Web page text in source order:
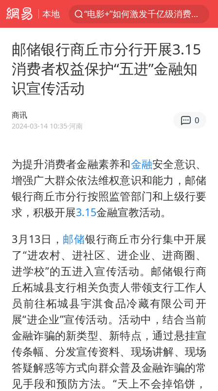
本地
“电影+”如何激发千亿级消费新活力？
日本试射“战斧”导弹，国防部回应
我国外贸延续良好增长态势
山东一元代青花杯离奇失踪
陈幸同晋级WTT横滨冠军赛8强
国防部：坚决反制任何闹海挑衅图谋
宇树科技中一签需缴款7.54万元
两名乘客在飞机上因调节座椅起冲突
女儿为争财产堵门阻挠父亲出殡
今日立秋你咬秋了吗
夯实基础开新局
邮储银行商丘市分行开展3.15
消费者权益保护“五进”金融知
识宣传活动
商讯
2024-03-14 10:35·河南
0
为提升消费者金融素养和金融安全意识、
增强广大群众依法维权意识和能力，邮储
银行商丘市分行按照监管部门和上级行要
求，积极开展3.15金融宣教活动。
3月13日， 邮储银行商丘市分行集中开展
了“进农村、进社区、进企业、进商圈、
进学校”的五进入宣传活动。邮储银行商
丘柘城县支行相关负责人带领支行工作人
员前往柘城县宇淇食品冷藏有限公司开
展“进企业”宣传活动。活动中，结合当前
金融诈骗的新类型、新特点，通过悬挂宣
传条幅、分发宣传资料、现场讲解、现场
答疑解惑等方式向群众普及金融诈骗的常
见手段和预防方法。“天上不会掉馅饼，